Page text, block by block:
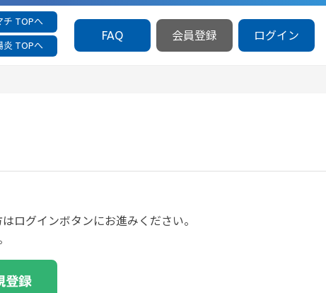
チ TOPへ
炎 TOPへ
FAQ 会員登録 ログイン
ログインボタンにお進みください。